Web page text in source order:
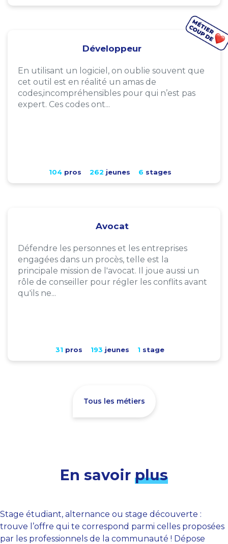
Développeur
En utilisant un logiciel, on oublie souvent que
cet outil est en réalité un amas de
codes,incompréhensibles pour qui n’est pas
expert. Ces codes ont...
104pros 262 jeunes 6 stages
Avocat
Défendre les personnes et les entreprises
engagées dans un procès, telle est la
principale mission de l'avocat. Il joue aussi un
rôle de conseiller pour régler les conflits avant
qu'ils ne...
31 pros 193 jeunes 1 stage
Tous les métiers
En savoir plus
Stage étudiant, alternance ou stage découverte :
trouve l’offre qui te correspond parmi celles proposées
par les professionnels de la communauté ! Dépose